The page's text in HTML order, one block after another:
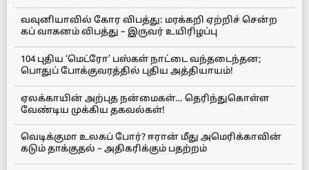
வவுனியாவில் கோர விபத்து: மரக்கறி ஏற்றிச் சென்ற
கப் வாகனம் விபத்து – இருவர் உயிரிழப்பு
104 புதிய ‘மெட்ரோ’ பஸ்கள் நாட்டை வந்தடைந்தன;
பொதுப் போக்குவரத்தில் புதிய அத்தியாயம்!
ஏலக்காயின் அற்புத நன்மைகள்… தெரிந்துகொள்ள
வேண்டிய முக்கிய தகவல்கள்!
வெடிக்குமா உலகப் போர்? ஈரான் மீது அமெரிக்காவின்
கடும் தாக்குதல் – அதிகரிக்கும் பதற்றம்